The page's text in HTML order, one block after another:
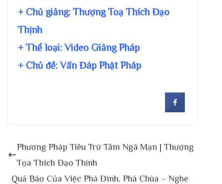
+ Chủ giảng: Thượng Toạ Thích Đạo
Thịnh
+ Thể loại: Video Giảng Pháp
+ Chủ đề:Vấn Đáp Phật Pháp
Phương Pháp Tiêu Trừ Tâm Ngã Mạn | Thượng
Tọa Thích Đạo Thịnh
Quả Báo Của Việc Phá Đình, Phá Chùa – Nghe